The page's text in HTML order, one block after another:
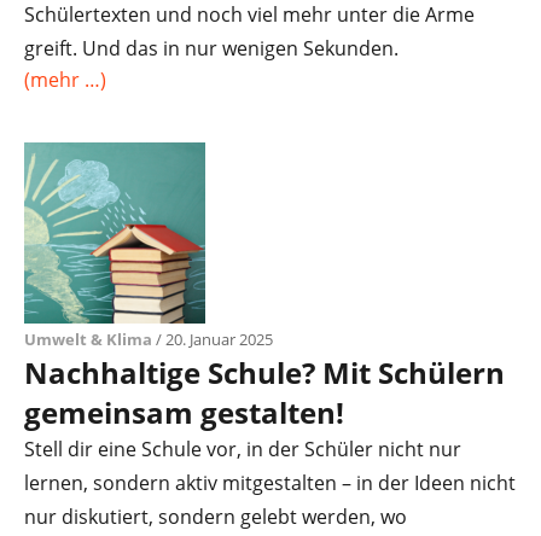
Schülertexten und noch viel mehr unter die Arme
greift. Und das in nur wenigen Sekunden.
(mehr …)
Umwelt & Klima / 20. Januar 2025
Nachhaltige Schule? Mit Schülern
gemeinsam gestalten!
Stell dir eine Schule vor, in der Schüler nicht nur
lernen, sondern aktiv mitgestalten – in der Ideen nicht
nur diskutiert, sondern gelebt werden, wo